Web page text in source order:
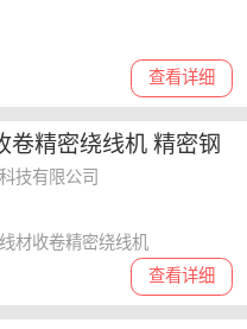
查看详细
卷精密绕线机 精密钢
航机电
技有限公司
查看详细
材收卷精密绕线机